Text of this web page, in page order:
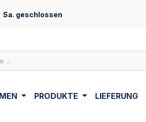
Sa. geschlossen
PRODUKTE LIEFERUNG